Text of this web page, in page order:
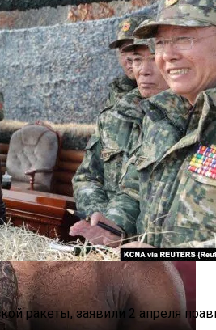
4K Уже Недостаточно
В США За $7,7 Млрд
ракеты, заявили 2 апреля